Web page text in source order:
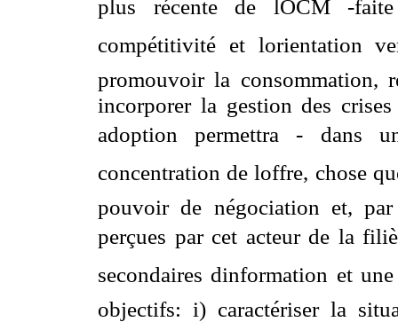
plus récente de lOCM -
compétitivité et lorientation
promouvoir la consommation,
incorporer la gestion des
adoption permettra - dans
concentration de loffre, chose
pouvoir de négociation et,
perçues par cet acteur de la
secondaires dinformation et
objectifs: i) caractériser la